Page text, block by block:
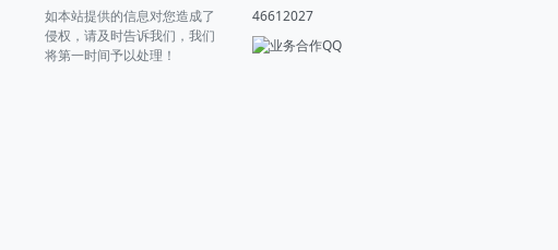
如本站提供的信息对您造成了
侵权，请及时告诉我们，我们
将第一时间予以处理！
46612027